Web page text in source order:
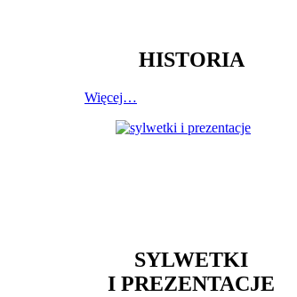
HISTORIA
Więcej…
SYLWETKI
I PREZENTACJE